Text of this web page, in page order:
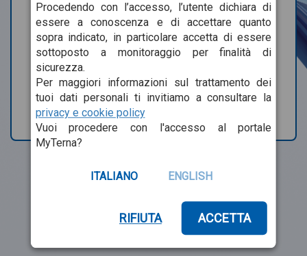
Procedendo con l’accesso, l’utente dichiara di
essere a conoscenza e di accettare quanto
sopra indicato, in particolare accetta di essere
sottoposto a monitoraggio per finalità di
sicurezza.
Per maggiori informazioni sul trattamento dei
tuoi dati personali ti invitiamo a consultare la
privacy e cookie policy
Vuoi procedere con l'accesso al portale
MyTerna?
ITALIANO ENGLISH
RIFIUTA ACCETTA
Accedi
Per segnalare eventuali problemi di accesso